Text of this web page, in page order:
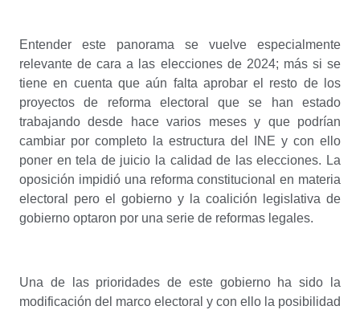
Entender este panorama se vuelve especialmente
relevante de cara a las elecciones de 2024; más si se
tiene en cuenta que aún falta aprobar el resto de los
proyectos de reforma electoral que se han estado
trabajando desde hace varios meses y que podrían
cambiar por completo la estructura del INE y con ello
poner en tela de juicio la calidad de las elecciones. La
oposición impidió una reforma constitucional en materia
electoral pero el gobierno y la coalición legislativa de
gobierno optaron por una serie de reformas legales.
Una de las prioridades de este gobierno ha sido la
modificación del marco electoral y con ello la posibilidad